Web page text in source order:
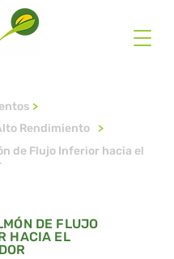
>
Rendimiento
>
de Flujo Inferior hacia el
DE FLUJO
HACIA EL